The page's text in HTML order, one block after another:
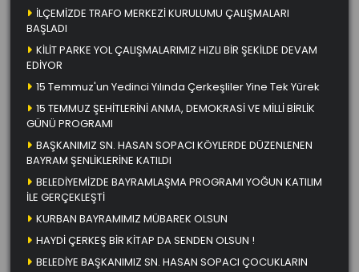
İLÇEMİZDE TRAFO MERKEZİ KURULUMU ÇALIŞMALARI
BAŞLADI
KİLİT PARKE YOL ÇALIŞMALARIMIZ HIZLI BİR ŞEKİLDE DEVAM
EDİYOR
15 Temmuz'un Yedinci Yılında Çerkeşliler Yine Tek Yürek
15 TEMMUZ ŞEHİTLERİNİ ANMA, DEMOKRASİ VE MİLLİ BİRLİK
GÜNÜ PROGRAMI
BAŞKANIMIZ SN. HASAN SOPACI KÖYLERDE DÜZENLENEN
BAYRAM ŞENLİKLERİNE KATILDI
BELEDİYEMİZDE BAYRAMLAŞMA PROGRAMI YOĞUN KATILIM
İLE GERÇEKLEŞTİ
KURBAN BAYRAMIMIZ MÜBAREK OLSUN
HAYDİ ÇERKEŞ BİR KİTAP DA SENDEN OLSUN !
BELEDİYE BAŞKANIMIZ SN. HASAN SOPACI ÇOCUKLARIN